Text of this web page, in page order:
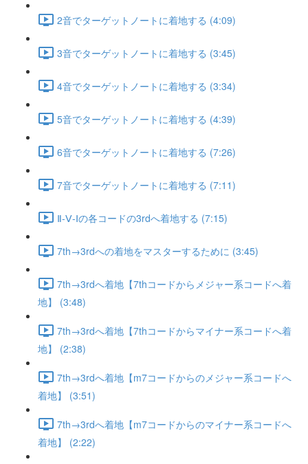
2音でターゲットノートに着地する (4:09)
3音でターゲットノートに着地する (3:45)
4音でターゲットノートに着地する (3:34)
5音でターゲットノートに着地する (4:39)
6音でターゲットノートに着地する (7:26)
7音でターゲットノートに着地する (7:11)
Ⅱ-Ⅴ-Ⅰの各コードの3rdへ着地する (7:15)
7th→3rdへの着地をマスターするために (3:45)
7th→3rdへ着地【7thコードからメジャー系コードへ着
地】 (3:48)
7th→3rdへ着地【7thコードからマイナー系コードへ着
地】 (2:38)
7th→3rdへ着地【m7コードからのメジャー系コードへ
着地】 (3:51)
7th→3rdへ着地【m7コードからのマイナー系コードへ
着地】 (2:22)